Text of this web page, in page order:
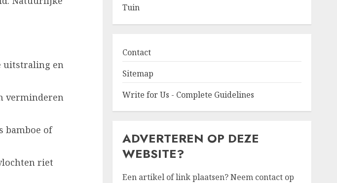
uitstraling en
verminderen
bamboe of
riet
Tuin
Contact
Sitemap
Write for Us - Complete Guidelines
ADVERTEREN OP DEZE
WEBSITE?
Een artikel of link plaatsen? Neem contact op